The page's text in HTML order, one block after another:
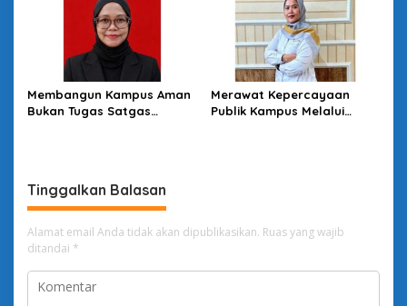
Membangun Kampus Aman
Bukan Tugas Satgas
Merawat Kepercayaan
Publik Kampus Melalui
Tinggalkan Balasan
Alamat email Anda tidak akan dipublikasikan. Ruas yang wajib
ditandai *